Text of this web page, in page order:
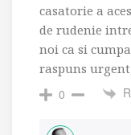
casatorie a
de rudenie
noi ca si
raspuns
0